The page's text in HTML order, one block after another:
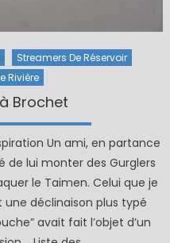
Streamers De Réservoir
Rivière
Brochet
Un ami, en partance
de lui monter des Gurglers
le Taimen. Celui que je
une déclinaison plus typé
avait fait l’objet d’un